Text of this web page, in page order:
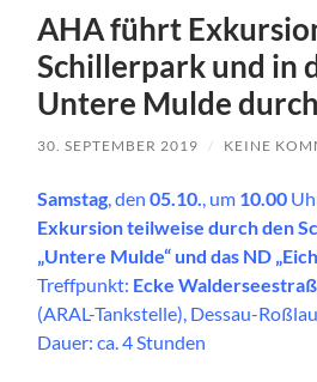
AHA führt
Schillerpark und in
Untere Mulde durch
30. SEPTEMBER 2019 / KEINE
Samstag, den05.10., um 10.00
Exkursion teilweise durch den
„Untere Mulde“ und das ND
Treffpunkt: Ecke
(ARAL-Tankstelle), Dessau-Roßlau
Dauer: ca. 4 Stunden